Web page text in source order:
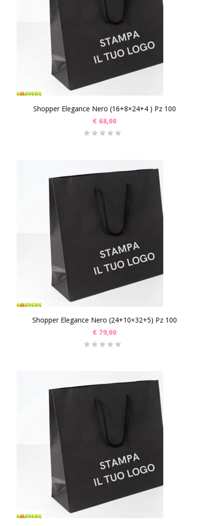
Shopper Elegance Nero (16+8×24+4 ) Pz 100
€ 68,00
Shopper Elegance Nero (24+10×32+5) Pz 100
€ 79,00